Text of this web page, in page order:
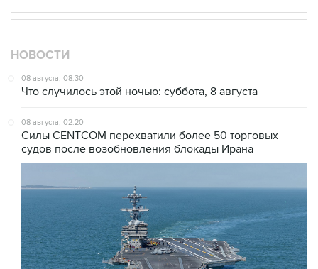
08 августа, 08:30
Что случилось этой ночью: суббота, 8 августа
08 августа, 02:20
судов после возобновления блокады Ирана